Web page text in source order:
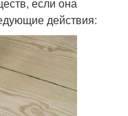
действия: